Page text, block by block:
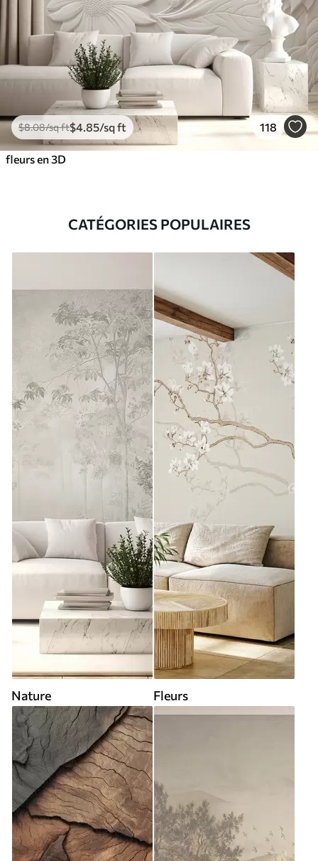
$8.08/sq ft$4 .85/sq ft 118
fleurs en 3D
CATÉGORIES POPULAIRES
Nature Fleurs